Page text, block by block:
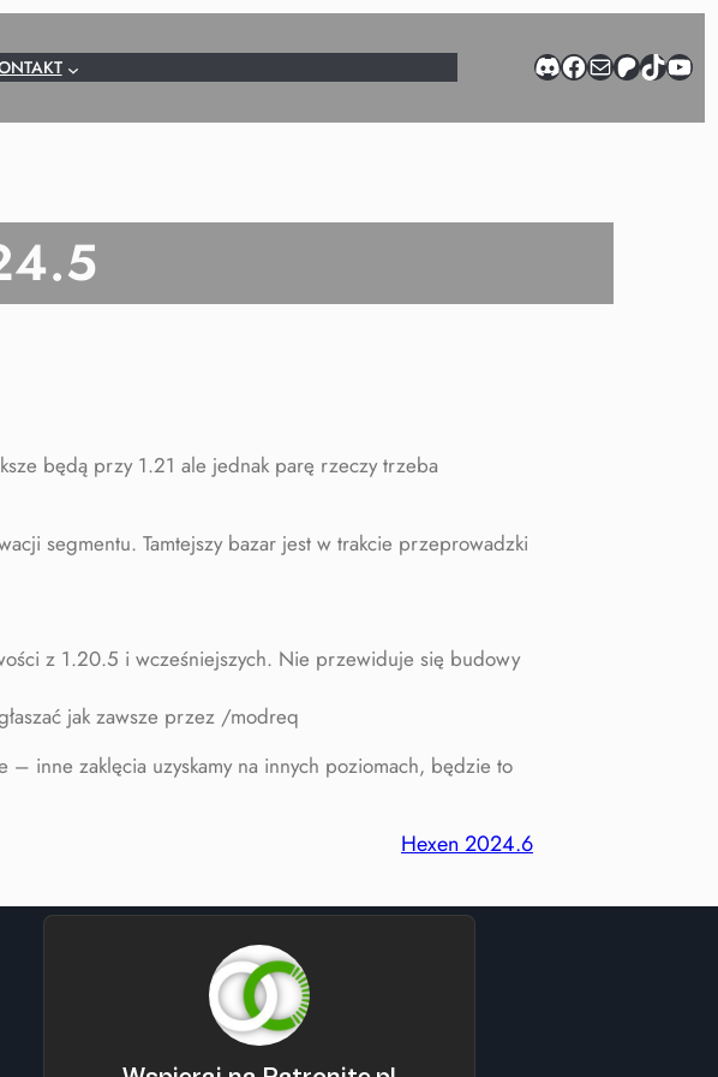
Discord Facebook Mail Patreon TikTok YouTube
będą przy 1.21 ale jednak parę rzeczy trzeba
segmentu. Tamtejszy bazar jest w trakcie przeprowadzki
z 1.20.5 i wcześniejszych. Nie przewiduje się budowy
jak zawsze przez /modreq
– inne zaklęcia uzyskamy na innych poziomach, będzie to
Hexen 2024.6